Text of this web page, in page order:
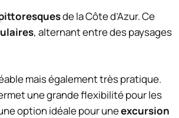
de la Côte d’Azur. Ce
, alternant entre des paysages
mais également très pratique.
une grande flexibilité pour les
option idéale pour uneexcursion